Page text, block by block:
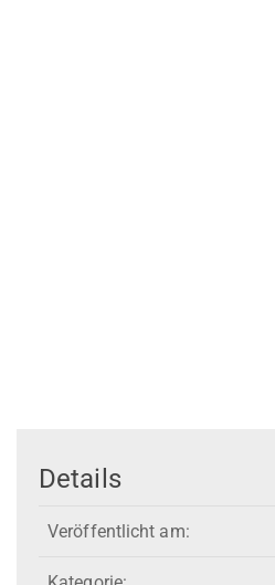
Details
Veröffentlicht am: